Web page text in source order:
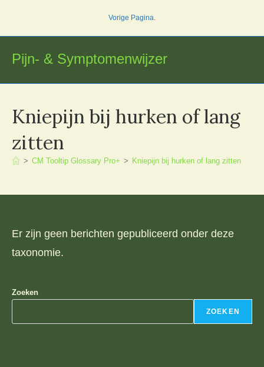
inhoud
Vorige Pagina.
Pijn- & Symptomenwijzer
Kniepijn bij hurken of lang
zitten
> CM Tooltip Glossary Pro+ > Kniepijn bij hurken of lang zitten
Er zijn geen berichten gepubliceerd onder deze
taxonomie.
Zoeken
ZOEKEN